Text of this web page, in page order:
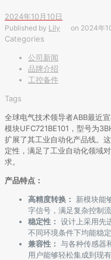
2024年10月10日
Published by Lily on 2024年
Categories
公司新闻
品牌介绍
工控备件
Tags
全球电气技术领导者ABB最近
模块UFC721BE101，型号为
扩展了其工业自动化产品线。
定性，满足了工业自动化领域
求。
产品特点：
高精度转换：
新模块能
字信号，满足复杂控制
稳定性： 设计上采用先
不同环境条件下均能稳定
兼容性： 与各种传感器
用户能够轻松集成到现